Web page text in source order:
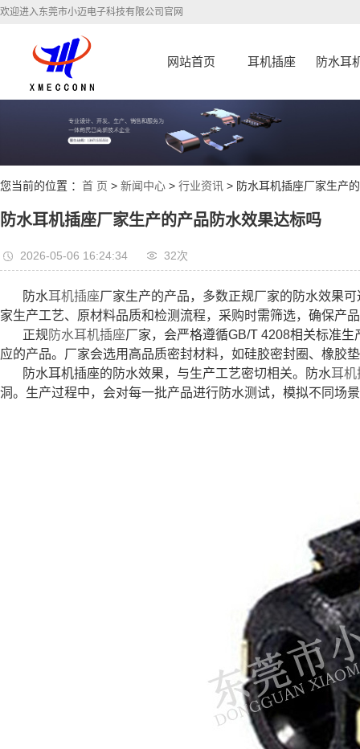
欢迎进入东莞市小迈电子科技有限公司官网
网站首页 耳机插座 防水耳
您当前的位置 ： 首 页 > 新闻中心 > 行业资讯 > 防水耳机插座厂家生产
防水耳机插座厂家生产的产品防水效果达标吗
2026-05-06 16:24:34 32次
防水耳机插座厂家生产的产品，多数正规厂家的防水效果
家生产工艺、原材料品质和检测流程，采购时需筛选，确保产
正规防水耳机插座厂家，会严格遵循GB/T 4208相关标准
应的产品。厂家会选用高品质密封材料，如硅胶密封圈、橡胶
防水耳机插座的防水效果，与生产工艺密切相关。防水耳机
洞。生产过程中，会对每一批产品进行防水测试，模拟不同场